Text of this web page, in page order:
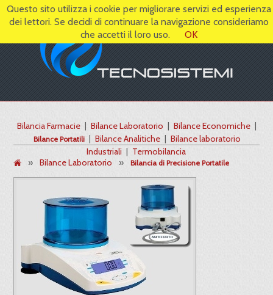
Bilancia Farmacie | Bilance Laboratorio | Bilance Economiche |
Bilance Portatili | Bilance Analitiche | Bilance laboratorio
Industriali | Termobilancia
»
Bilance Laboratorio » Bilancia di Precisione Portatile
Questo sito utilizza i cookie per migliorare servizi ed esperienza
dei lettori. Se decidi di continuare la navigazione consideriamo
che accetti il loro uso.
OK